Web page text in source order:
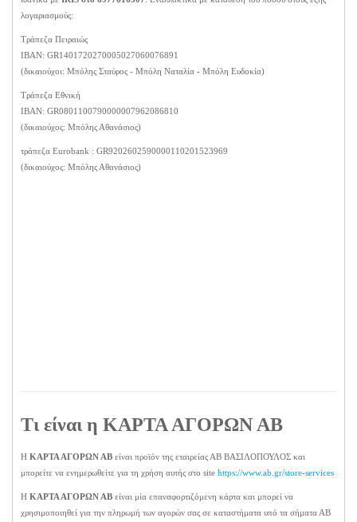
λογαριασμούς:
Τράπεζα Πειραιώς
ΙΒΑΝ: GR1401720270005027060076891
(δικαιούχοι: Μπόλης Σταύρος - Μπόλη Ναταλία - Μπόλη Ευδοκία)
Τράπεζα Εθνική
ΙΒΑΝ: GR0801100790000007962086810
(δικαιούχος: Μπόλης Αθανάσιος)
τράπεζα Eurobank : GR9202602590000110201523969
(δικαιούχος: Μπόλης Αθανάσιος)
Τι είναι η ΚΑΡΤΑ ΑΓΟΡΩΝ ΑΒ
Η ΚΑΡΤΑ ΑΓΟΡΩΝ ΑΒ είναι προϊόν της εταιρείας ΑΒ ΒΑΣΙΛΟΠΟΥΛΟΣ και
μπορείτε να ενημερωθείτε για τη χρήση αυτής στο site https://www.ab.gr/store-services
Η ΚΑΡΤΑ ΑΓΟΡΩΝ ΑΒ είναι μία επαναφορτιζόμενη κάρτα και μπορεί να
χρησιμοποιηθεί για την πληρωμή των αγορών σας σε καταστήματα υπό τα σήματα ΑΒ